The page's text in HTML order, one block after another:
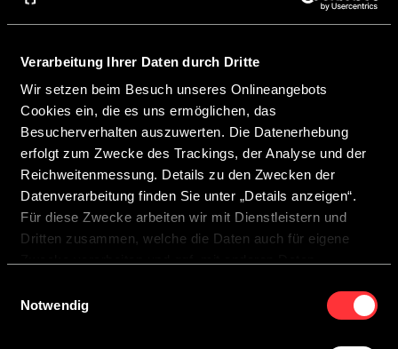
Verarbeitung Ihrer Daten durch Dritte
Wir setzen beim Besuch unseres Onlineangebots
Cookies ein, die es uns ermöglichen, das
Besucherverhalten auszuwerten. Die Datenerhebung
erfolgt zum Zwecke des Trackings, der Analyse und der
Reichweitenmessung. Details zu den Zwecken der
Datenverarbeitung finden Sie unter „Details anzeigen“.
Für diese Zwecke arbeiten wir mit Dienstleistern und
Dritten zusammen, welche die Daten auch für eigene
Durch Anklicken der Schaltfläche „Cookies zulassen“
Detailansicht geben Sie Ihre Einwilligung zur Verarbeitung
Notwendig
Händler wählen
Postleitzahl Händler finden
Diese Website ist durch reCAPTCHA geschützt und es gelten die